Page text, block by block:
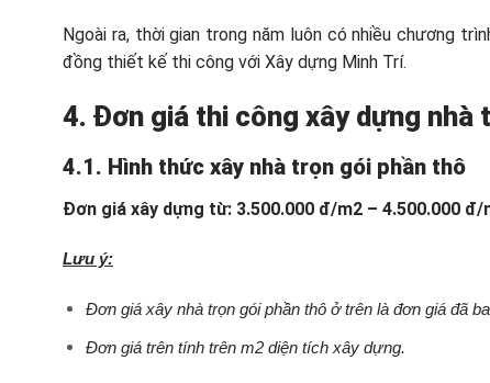
Ngoài ra, thời gian trong năm luôn có nhiều chương
đồng thiết kế thi công với Xây dựng Minh Trí.
4. Đơn giá thi công xây dựng nhà
4.1. Hình thức xây nhà trọn gói phần thô
Đơn giá xây dựng từ: 3.500.000 đ/m2 – 4.500.000 đ/
Lưu ý:
Đơn giá xây nhà trọn gói phần thô ở trên là đơn giá đã
Đơn giá trên tính trên m2 diện tích xây dựng.